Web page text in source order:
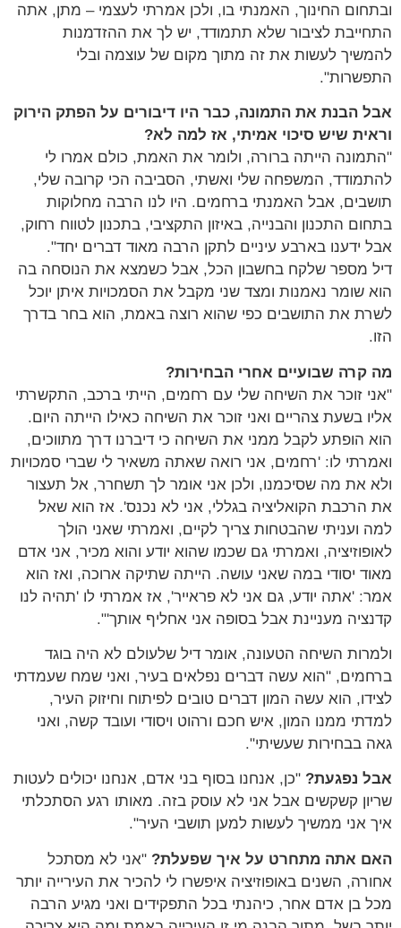
ובתחום החינוך, האמנתי בו, ולכן אמרתי לעצמי – מתן, אתה
התחייבת לציבור שלא תתמודד, יש לך את ההזדמנות
להמשיך לעשות את זה מתוך מקום של עוצמה ובלי
התפשרות".
אבל הבנת את התמונה, כבר היו דיבורים על הפתק הירוק
וראית שיש סיכוי אמיתי, אז למה לא?
"התמונה הייתה ברורה, ולומר את האמת, כולם אמרו לי
להתמודד, המשפחה שלי ואשתי, הסביבה הכי קרובה שלי,
תושבים, אבל האמנתי ברחמים. היו לנו הרבה מחלוקות
בתחום התכנון והבנייה, באיזון התקציבי, בתכנון לטווח רחוק,
אבל ידענו בארבע עיניים לתקן הרבה מאוד דברים יחד".
דיל מספר שלקח בחשבון הכל, אבל כשמצא את הנוסחה בה
הוא שומר נאמנות ומצד שני מקבל את הסמכויות איתן יוכל
לשרת את התושבים כפי שהוא רוצה באמת, הוא בחר בדרך
הזו.
מה קרה שבועיים אחרי הבחירות?
"אני זוכר את השיחה שלי עם רחמים, הייתי ברכב, התקשרתי
אליו בשעת צהריים ואני זוכר את השיחה כאילו הייתה היום.
הוא הופתע לקבל ממני את השיחה כי דיברנו דרך מתווכים,
ואמרתי לו: 'רחמים, אני רואה שאתה משאיר לי שברי סמכויות
ולא את מה שסיכמנו, ולכן אני אומר לך תשחרר, אל תעצור
את הרכבת הקואליציה בגללי, אני לא נכנס'. אז הוא שאל
למה ועניתי שהבטחות צריך לקיים, ואמרתי שאני הולך
לאופוזיציה, ואמרתי גם שכמו שהוא יודע והוא מכיר, אני אדם
מאוד יסודי במה שאני עושה. הייתה שתיקה ארוכה, ואז הוא
אמר: 'אתה יודע, גם אני לא פראייר', אז אמרתי לו 'תהיה לנו
קדנציה מעניינת אבל בסופה אני אחליף אותך'".
ולמרות השיחה הטעונה, אומר דיל שלעולם לא היה בוגד
ברחמים, "הוא עשה דברים נפלאים בעיר, ואני שמח שעמדתי
לצידו, הוא עשה המון דברים טובים לפיתוח וחיזוק העיר,
למדתי ממנו המון, איש חכם ורהוט ויסודי ועובד קשה, ואני
גאה בבחירות שעשיתי".
אבל נפגעת? "כן, אנחנו בסוף בני אדם, אנחנו יכולים לעטות
שריון קשקשים אבל אני לא עוסק בזה. מאותו רגע הסתכלתי
איך אני ממשיך לעשות למען תושבי העיר".
האם אתה מתחרט על איך שפעלת? "אני לא מסתכל
אחורה, השנים באופוזיציה איפשרו לי להכיר את העירייה יותר
מכל בן אדם אחר, כיהנתי בכל התפקידים ואני מגיע הרבה